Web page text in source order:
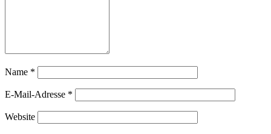
Name *
E-Mail-Adresse *
Website